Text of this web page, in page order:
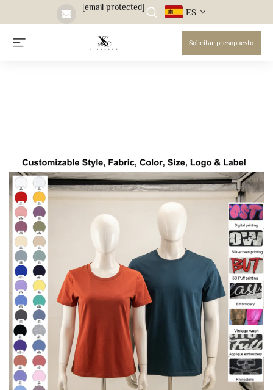
[email protected] ES
Solicitar presupuesto